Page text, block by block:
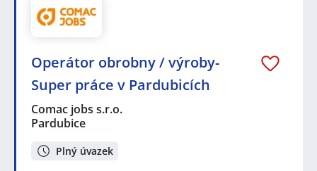
Operátor obrobny / výroby-
Super práce v Pardubicích
Comac jobs s.r.o.
Pardubice
Plný úvazek